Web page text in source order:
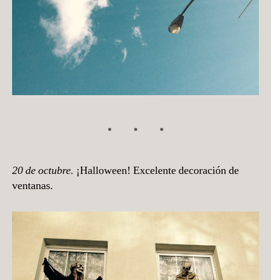
20 de octubre. ¡Halloween! Excelente decoración de
ventanas.